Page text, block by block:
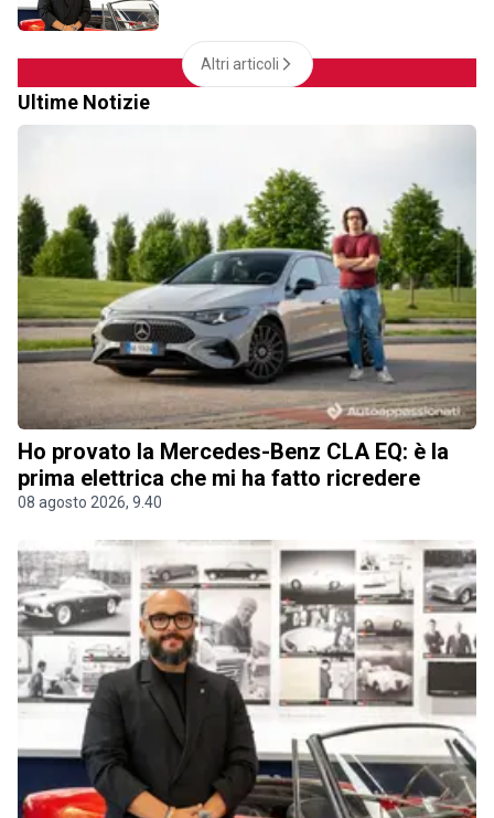
Altri articoli
Ultime Notizie
Ho provato la Mercedes-Benz CLA EQ: è la
prima elettrica che mi ha fatto ricredere
08 agosto 2026, 9.40